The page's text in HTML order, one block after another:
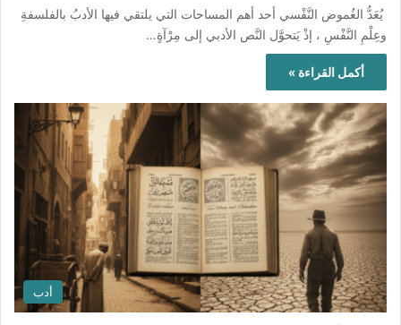
يُعَدُّ الغُموض النَّفْسي أحد أهم المساحات التي يلتقي فيها الأدبُ بالفلسفةِ
وعِلْمِ النَّفْسِ ، إذْ يَتحوَّل النَّص الأدبي إلى مِرْآةٍ…
أكمل القراءة »
أدب